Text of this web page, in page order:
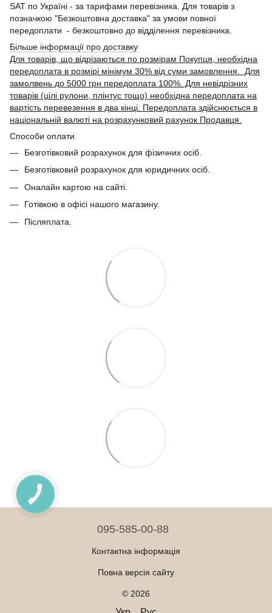
SAT по Україні - за тарифами перевізника. Для товарів з
позначкою "Безкоштовна доставка" за умови повної
передоплати - безкоштовно до відділення перевізника.
Більше інформації про доставку
Для товарів, що відрізаються по розмірам Покупця, необхідна
передоплата в розмірі мінімум 30% від суми замовлення. Для
замолвень до 5000 грн передоплата 100%. Для невідрізних
товарів (цілі рулони, плінтус тощо) необхідна передоплата на
вартість перевезення в два кінці. Передоплата здійснюється в
національній валюті на розрахунковий рахунок Продавця.
Способи оплати
Безготівковий розрахунок для фізичних осіб.
Безготівковий розрахунок для юридичних осіб.
Оналайн картою на сайті.
Готівкою в офісі нашого магазину.
Післяплата.
095-585-00-88
Контактна інформація
Повна версія сайту
© 2026